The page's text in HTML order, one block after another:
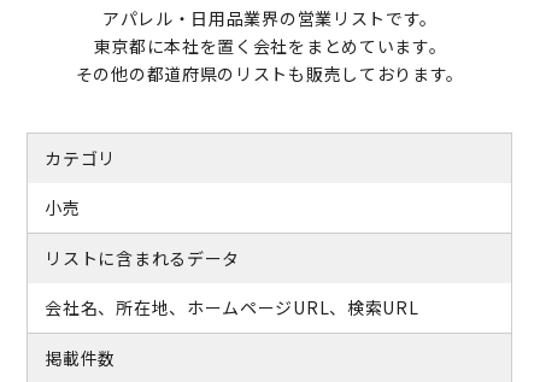
アパレル・日用品業界の営業リストです。
東京都に本社を置く会社をまとめています。
その他の都道府県のリストも販売しております。
カテゴリ
小売
リストに含まれるデータ
会社名、所在地、ホームページURL、検索URL
掲載件数